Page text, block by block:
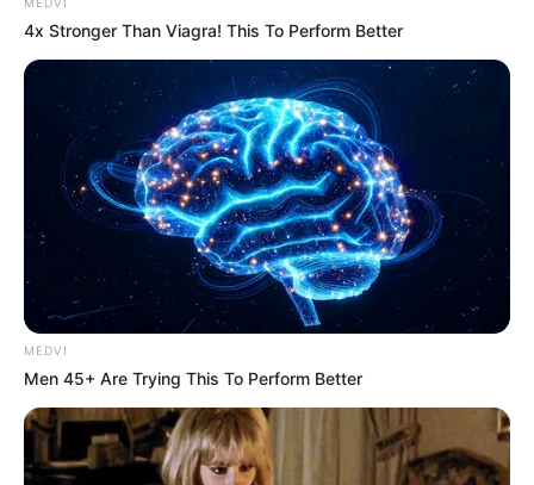
He Rewrote His Love Life In 15 Minutes—Wife's
Shock Says It All
DIRECTMAX
4x Stronger Than Viagra! This To Perform Better
MEDVI
Men 45+ Are Trying This To Perform Better